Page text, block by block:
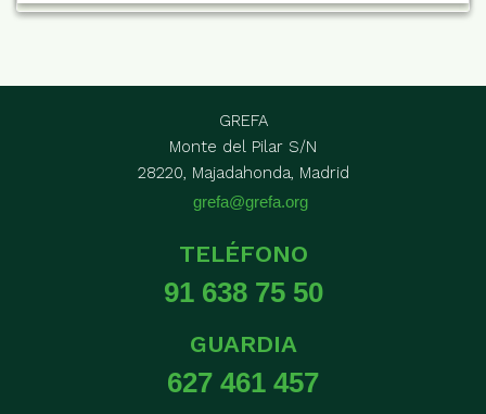
GREFA
Monte del Pilar S/N
28220, Majadahonda, Madrid
grefa@grefa.org
TELÉFONO
91 638 75 50
GUARDIA
627 461 457